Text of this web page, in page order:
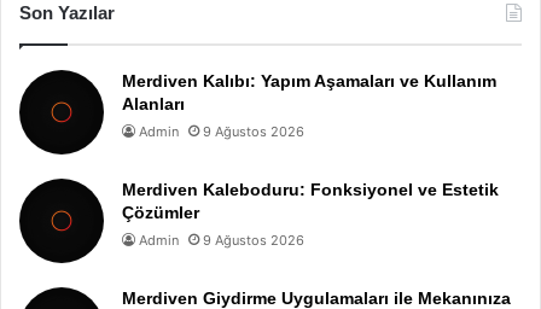
Son Yazılar
Merdiven Kalıbı: Yapım Aşamaları ve Kullanım
Alanları
Admin 9 Ağustos 2026
Merdiven Kaleboduru: Fonksiyonel ve Estetik
Çözümler
Admin 9 Ağustos 2026
Merdiven Giydirme Uygulamaları ile Mekanınıza